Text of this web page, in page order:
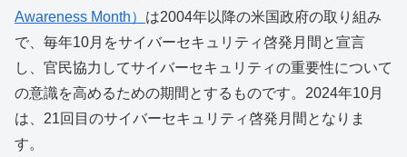
Awareness Month） は2004年以降の米国政府の取り組み
で、毎年10月をサイバーセキュリティ啓発月間と宣言
し、官民協力してサイバーセキュリティの重要性について
の意識を高めるための期間とするものです。2024年10月
は、21回目のサイバーセキュリティ啓発月間となりま
す。